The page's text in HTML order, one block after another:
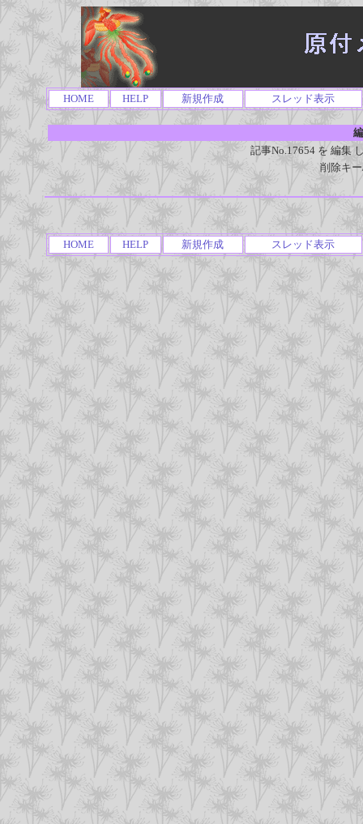
HOME HELP 新規作成 スレッド表示
記事No.17654 を 編集
削除キ
HOME HELP 新規作成 スレッド表示